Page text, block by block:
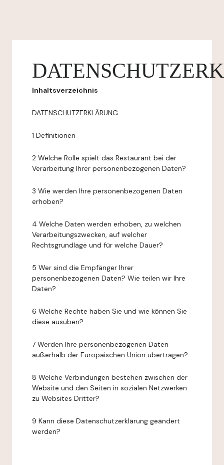
Inhaltsverzeichnis
DATENSCHUTZERKLÄRUNG
1 Definitionen
2 Welche Rolle spielt das Restaurant bei der
Verarbeitung Ihrer personenbezogenen Daten?
3 Wie werden Ihre personenbezogenen Daten
erhoben?
4 Welche Daten werden erhoben, zu welchen
Verarbeitungszwecken, auf welcher
Rechtsgrundlage und für welche Dauer?
5 Wer sind die Empfänger Ihrer
personenbezogenen Daten? Wie teilen wir Ihre
Daten?
6 Welche Rechte haben Sie und wie können Sie
diese ausüben?
7 Werden Ihre personenbezogenen Daten
außerhalb der Europäischen Union übertragen?
8 Welche Verbindungen bestehen zwischen der
Website und den Seiten in sozialen Netzwerken
zu Websites Dritter?
9 Kann diese Datenschutzerklärung geändert
werden?